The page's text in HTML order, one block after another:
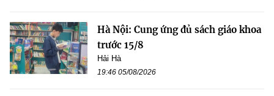
Hà Nội: Cung ứng đủ sách giáo khoa
trước 15/8
Hải Hà
19:46 05/08/2026